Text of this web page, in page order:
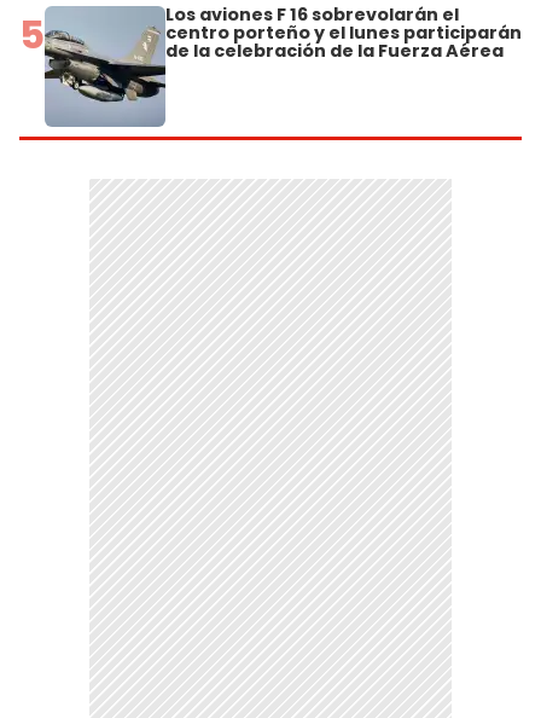
5 Los aviones F 16 sobrevolarán el
centro porteño y el lunes participarán
de la celebración de la Fuerza Aérea